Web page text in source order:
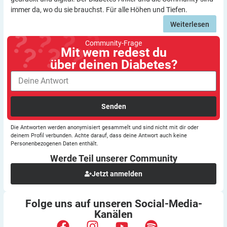
immer da, wo du sie brauchst. Für alle Höhen und Tiefen.
Weiterlesen
Community-Frage
Mit wem redest du
über deinen Diabetes?
Senden
Die Antworten werden anonymisiert gesammelt und sind nicht mit dir oder
deinem Profil verbunden. Achte darauf, dass deine Antwort auch keine
Personenbezogenen Daten enthält.
Werde Teil unserer Community
Jetzt anmelden
Folge uns auf unseren Social-Media-
Kanälen